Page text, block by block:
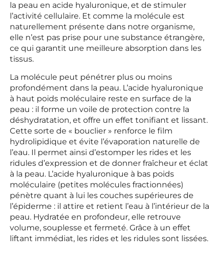
la peau en acide hyaluronique, et de stimuler
l’activité cellulaire. Et comme la molécule est
naturellement présente dans notre organisme,
elle n’est pas prise pour une substance étrangère,
ce qui garantit une meilleure absorption dans les
tissus.
La molécule peut pénétrer plus ou moins
profondément dans la peau. L’acide hyaluronique
à haut poids moléculaire reste en surface de la
peau : il forme un voile de protection contre la
déshydratation, et offre un effet tonifiant et lissant.
Cette sorte de « bouclier » renforce le film
hydrolipidique et évite l’évaporation naturelle de
l’eau. Il permet ainsi d’estomper les rides et les
ridules d’expression et de donner fraîcheur et éclat
à la peau. L’acide hyaluronique à bas poids
moléculaire (petites molécules fractionnées)
pénètre quant à lui les couches supérieures de
l’épiderme : il attire et retient l’eau à l’intérieur de la
peau. Hydratée en profondeur, elle retrouve
volume, souplesse et fermeté. Grâce à un effet
liftant immédiat, les rides et les ridules sont lissées.